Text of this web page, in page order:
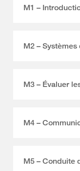
M1 –
M2 –
M3 – Évaluer
M4 –
M5 – Conduite